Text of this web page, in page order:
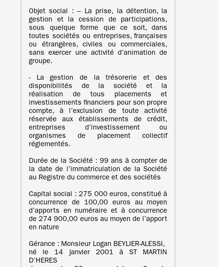
Objet social : – La prise, la détention, la
gestion et la cession de participations,
sous quelque forme que ce soit, dans
toutes sociétés ou entreprises, françaises
ou étrangères, civiles ou commerciales,
sans exercer une activité d’animation de
groupe.
- La gestion de la trésorerie et des
disponibilités de la société et la
réalisation de tous placements et
investissements financiers pour son propre
compte, à l’exclusion de toute activité
réservée aux établissements de crédit,
entreprises d’investissement ou
organismes de placement collectif
réglementés.
Durée de la Société : 99 ans à compter de
la date de l’immatriculation de la Société
au Registre du commerce et des sociétés
Capital social : 275 000 euros, constitué à
concurrence de 100,00 euros au moyen
d’apports en numéraire et à concurrence
de 274 900,00 euros au moyen de l’apport
en nature
Gérance : Monsieur Logan BEYLIER-ALESSI,
né le 14 janvier 2001 à ST MARTIN
D’HERES